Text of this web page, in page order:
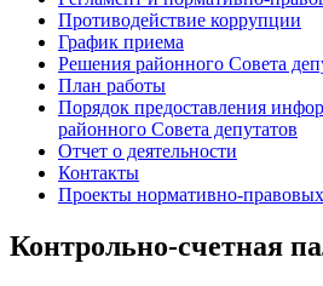
Противодействие коррупции
График приема
Решения районного Совета
План работы
Порядок предоставления
районного Совета депутатов
Отчет о деятельности
Контакты
Проекты нормативно-
Контрольно-счетная